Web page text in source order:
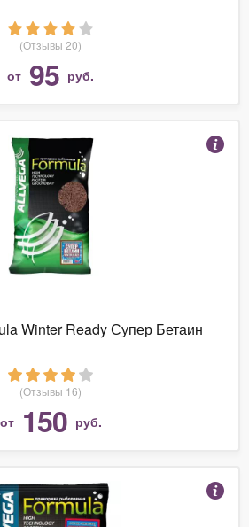
(Отзывы 20)
от 95 руб.
Winter Ready Супер Бетаин
(Отзывы 16)
от 150 руб.